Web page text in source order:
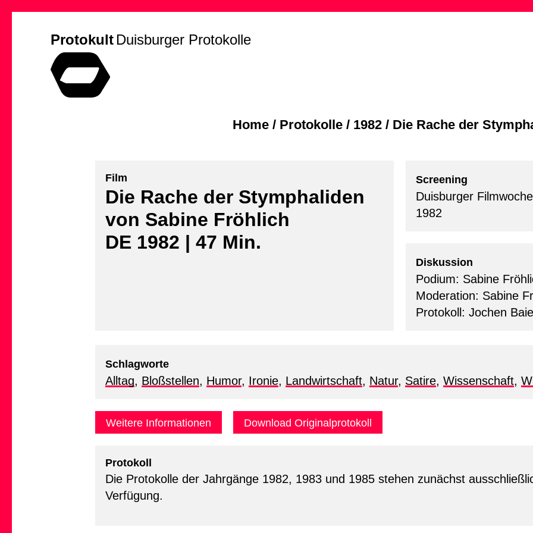
Protokult Duisburger Protokolle
Home / Protokolle / 1982 / Die Rache der
Film
Die Rache der Stymphaliden
von Sabine Fröhlich
DE 1982 | 47 Min.
Screening
Duisburger
1982
Diskussion
Podium: Sabine
Moderation: Sabine
Protokoll: Jochen
Schlagworte
Alltag, Bloßstellen, Humor, Ironie, Landwirtschaft, Natur, Satire, Wissenschaft,
Weitere Informationen Download Originalprotokoll
Protokoll
Die Protokolle der Jahrgänge 1982, 1983 und 1985 stehen zunächst
Verfügung.